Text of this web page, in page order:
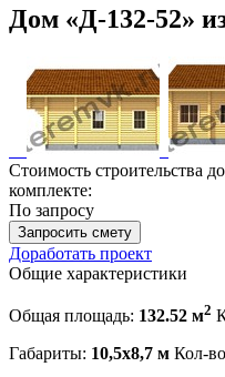
Дом «Д-132-52»
Стоимость строительства
комплекте:
По запросу
Запросить смету
Доработать проект
Общие характеристики
Общая площадь: 132.52 м2
Габариты: 10,5х8,7 м Кол-